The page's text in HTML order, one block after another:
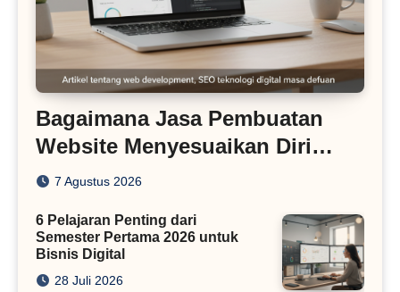
Bagaimana Jasa Pembuatan
Website Menyesuaikan Diri
dengan Algoritma SEO Masa
7 Agustus 2026
6 Pelajaran Penting dari
Semester Pertama 2026 untuk
Bisnis Digital
28 Juli 2026